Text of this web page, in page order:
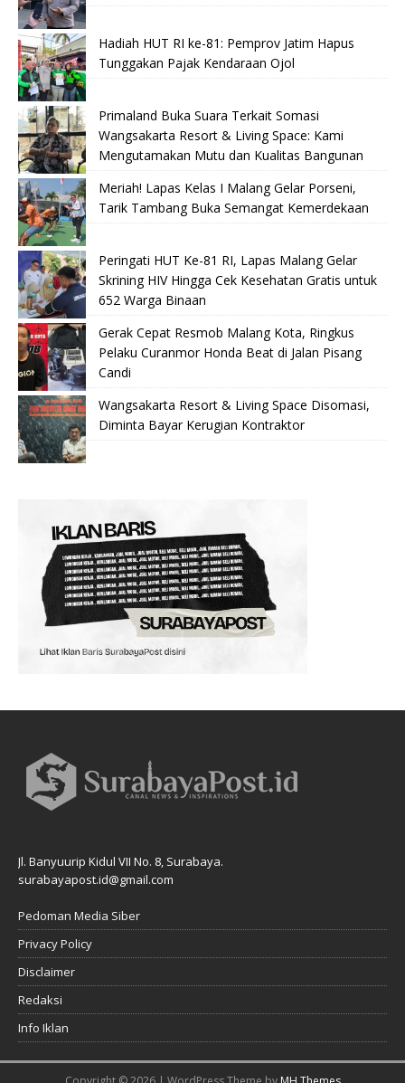
Hadiah HUT RI ke-81: Pemprov Jatim Hapus
Tunggakan Pajak Kendaraan Ojol
Primaland Buka Suara Terkait Somasi
Wangsakarta Resort & Living Space: Kami
Mengutamakan Mutu dan Kualitas Bangunan
Meriah! Lapas Kelas I Malang Gelar Porseni,
Tarik Tambang Buka Semangat Kemerdekaan
Peringati HUT Ke-81 RI, Lapas Malang Gelar
Skrining HIV Hingga Cek Kesehatan Gratis untuk
652 Warga Binaan
Gerak Cepat Resmob Malang Kota, Ringkus
Pelaku Curanmor Honda Beat di Jalan Pisang
Candi
Wangsakarta Resort & Living Space Disomasi,
Diminta Bayar Kerugian Kontraktor
Jl. Banyuurip Kidul VII No. 8, Surabaya.
surabayapost.id@gmail.com
Pedoman Media Siber
Privacy Policy
Disclaimer
Redaksi
Info Iklan